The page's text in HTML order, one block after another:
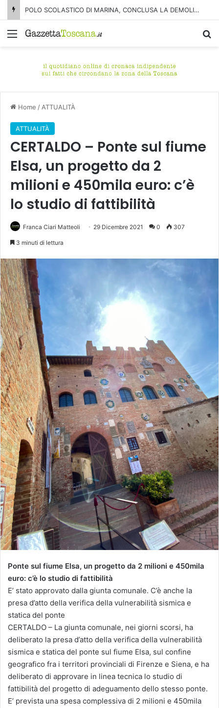
POLO SCOLASTICO DI MARINA, CONCLUSA LA DEMOLIZIONE DELL’ALA NORD-SUD
Menu
Home / ATTUALITÀ
ATTUALITÀ
CERTALDO – Ponte sul fiume
Elsa, un progetto da 2
milioni e 450mila euro: c’è
lo studio di fattibilità
Franca Ciari Matteoli 29 Dicembre 2021 0 307
3 minuti di lettura
Ponte sul fiume Elsa, un progetto da 2 milioni e 450mila
euro: c’è lo studio di fattibilità
E’ stato approvato dalla giunta comunale. C’è anche la
presa d’atto della verifica della vulnerabilità sismica e
statica del ponte
CERTALDO – La giunta comunale, nei giorni scorsi, ha
deliberato la presa d’atto della verifica della vulnerabilità
sismica e statica del ponte sul fiume Elsa, sul confine
geografico fra i territori provinciali di Firenze e Siena, e ha
deliberato di approvare in linea tecnica lo studio di
fattibilità del progetto di adeguamento dello stesso ponte.
E’ prevista una spesa complessiva di 2 milioni e 450mila